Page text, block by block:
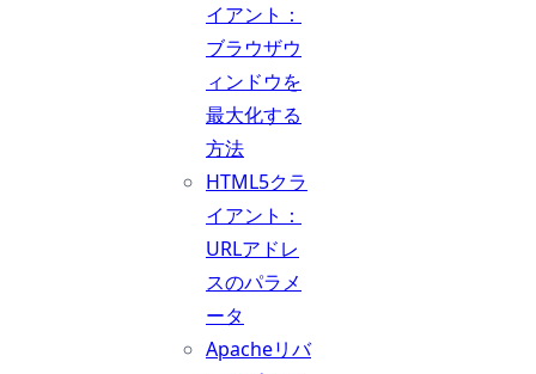
イアント：
ブラウザウ
ィンドウを
最大化する
方法
HTML5クラ
イアント：
URLアドレ
スのパラメ
ータ
Apacheリバ